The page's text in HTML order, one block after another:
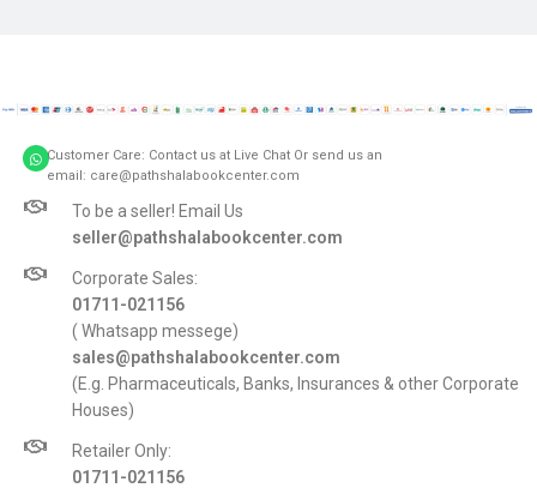
Customer Care: Contact us at Live Chat Or send us an
email: care@pathshalabookcenter.com
To be a seller! Email Us
seller@pathshalabookcenter.com
Corporate Sales:
01711-021156
( Whatsapp messege)
sales@pathshalabookcenter.com
(E.g. Pharmaceuticals, Banks, Insurances & other Corporate
Houses)
Retailer Only:
01711-021156